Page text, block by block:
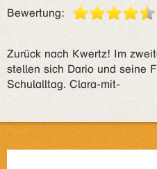
Bewertung:
Zurück nach Kwertz! Im
stellen sich Dario und seine
Schulalltag. Clara-mit-